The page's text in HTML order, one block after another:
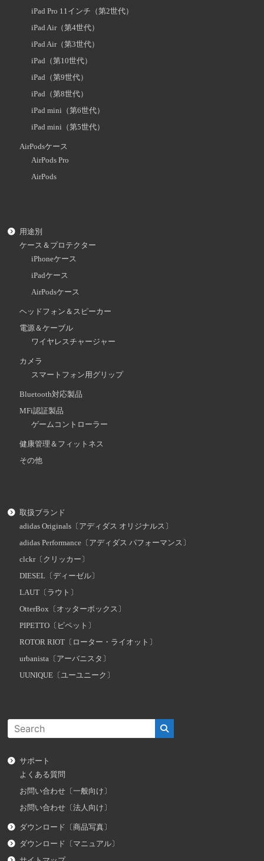
iPad Pro 11インチ（第2世代）
iPad Air（第4世代）
iPad Air（第3世代）
iPad（第10世代）
iPad（第9世代）
iPad（第8世代）
iPad mini（第6世代）
iPad mini（第5世代）
AirPodsケース
AirPods Pro
AirPods
用途別
ケース＆プロテクター
iPhoneケース
iPadケース
AirPodsケース
ヘッドフォン＆スピーカー
電源＆ケーブル
ワイヤレスチャージャー
カメラ
スマートフォン用グリップ
Bluetooth対応製品
MFi認証製品
ゲームコントローラー
健康管理＆フィットネス
その他
取扱ブランド
adidas Originals〔アディダス オリジナルス〕
adidas Performance〔アディダス パフォーマンス〕
clckr〔クリッカー〕
DIESEL〔ディーゼル〕
LAUT〔ラウト〕
OtterBox〔オッターボックス〕
PIPETTO〔ピペット〕
ROTOR RIOT〔ローター・ライオット〕
urbanista〔アーバニスタ〕
UUNIQUE〔ユーユニーク〕
サポート
よくある質問
お問い合わせ〔一般向け〕
お問い合わせ〔法人向け〕
ダウンロード〔商品写真〕
ダウンロード〔マニュアル〕